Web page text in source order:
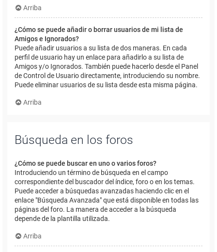
Arriba
¿Cómo se puede añadir o borrar usuarios de mi lista de
Amigos e Ignorados?
Puede añadir usuarios a su lista de dos maneras. En cada
perfil de usuario hay un enlace para añadirlo a su lista de
Amigos y/o Ignorados. También puede hacerlo desde el Panel
de Control de Usuario directamente, introduciendo su nombre.
Puede eliminar usuarios de su lista desde esta misma página.
Arriba
Búsqueda en los foros
¿Cómo se puede buscar en uno o varios foros?
Introduciendo un término de búsqueda en el campo
correspondiente del buscador del índice, foro o en los temas.
Puede acceder a búsquedas avanzadas haciendo clic en el
enlace "Búsqueda Avanzada" que está disponible en todas las
páginas del foro. La manera de acceder a la búsqueda
depende de la plantilla utilizada.
Arriba